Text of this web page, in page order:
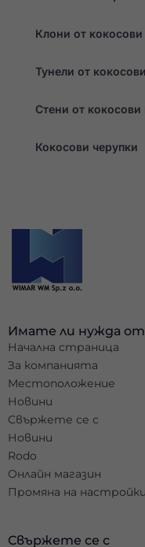
Клони от кокосови
Тунели от
Стени от кокосови
Кокосови черупки
Имате ли нужда
Начална страница
За компанията
Местоположение
Новини
Свържете се с
Новини
Rodo
Онлайн магазин
Промяна на
Свържете се с